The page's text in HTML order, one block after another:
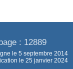
: 12889
le 5 septembre 2014
le 25 janvier 2024